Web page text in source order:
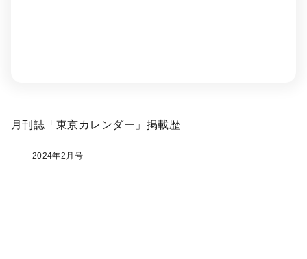
月刊誌「東京カレンダー」掲載歴
2024年2月号